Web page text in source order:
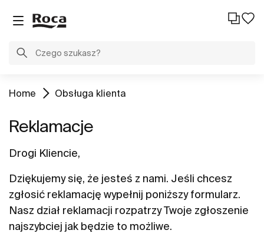
Home Obsługa klienta
Reklamacje
Drogi Kliencie,
Dziękujemy się, że jesteś z nami. Jeśli chcesz
zgłosić reklamację wypełnij poniższy formularz.
Nasz dział reklamacji rozpatrzy Twoje zgłoszenie
najszybciej jak będzie to możliwe.